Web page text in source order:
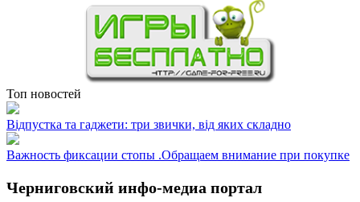
Топ новостей
Відпустка та гаджети: три звички, від яких складно
Важность фиксации стопы .Обращаем внимание при покупке
Черниговский инфо-медиа портал